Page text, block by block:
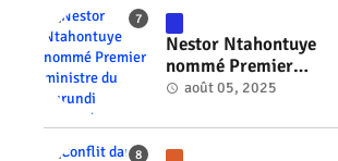
Nestor Ntahontuye
nommé Premier
ministre du Burundi
août 05, 2025